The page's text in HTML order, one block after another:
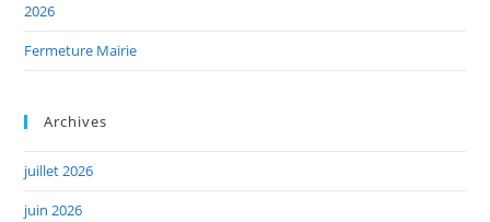
2026
Fermeture Mairie
Archives
juillet 2026
juin 2026